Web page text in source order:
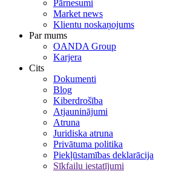
Pārnesumi
Market news
Klientu noskaņojums
Par mums
OANDA Group
Karjera
Cits
Dokumenti
Blog
Kiberdrošība
Atjauninājumi
Atruna
Juridiska atruna
Privātuma politika
Piekļūstamības deklarācija
Sīkfailu iestatījumi